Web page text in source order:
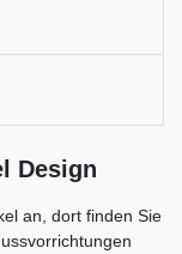
Design
an, dort finden Sie